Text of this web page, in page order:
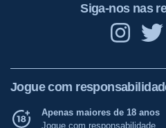
Siga-nos nas
Jogue com
Apenas maiores de 18 anos
Jogue com responsabilidade